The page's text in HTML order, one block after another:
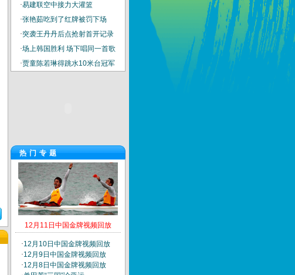
·易建联空中接力大灌篮
·张艳茹吃到了红牌被罚下场
·突袭王丹丹后点抢射首开记录
·场上韩国胜利 场下唱同一首歌
·贾童陈若琳得跳水10米台冠军
热门专题
12月11日中国金牌视频回放
·12月10日中国金牌视频回放
·12月9日中国金牌视频回放
·12月8日中国金牌视频回放